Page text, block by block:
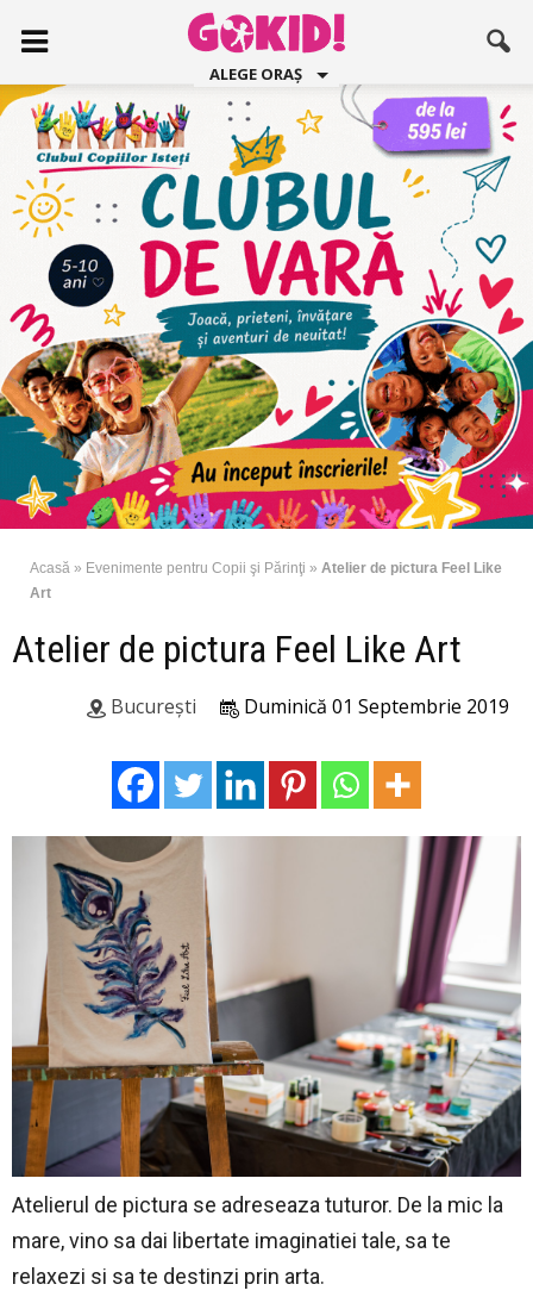
ALEGE ORAȘ
Acasă » Evenimente pentru Copii şi Părinţi » Atelier de pictura Feel Like
Art
Atelier de pictura Feel Like Art
Duminică 01 Septembrie 2019
București
Atelierul de pictura se adreseaza tuturor. De la mic la
mare, vino sa dai libertate imaginatiei tale, sa te
relaxezi si sa te destinzi prin arta.